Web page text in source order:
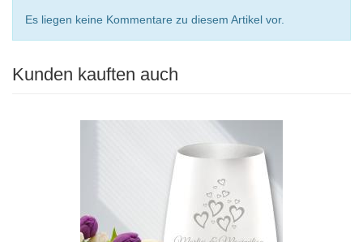
Es liegen keine Kommentare zu diesem Artikel vor.
Kunden kauften auch